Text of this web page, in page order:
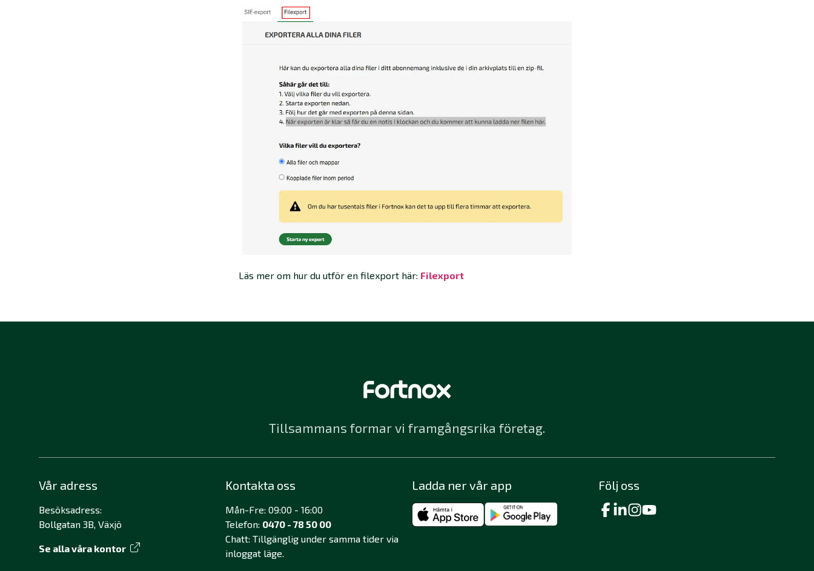
Läs mer om hur du utför en filexport här: Filexport
Tillsammans formar vi framgångsrika företag.
Vår adress
Besöksadress:
Bollgatan 3B, Växjö
Se alla våra kontor
Kontakta oss
Mån-Fre: 09:00 - 16:00
Telefon: 0470 - 78 50 00
Chatt: Tillgänglig under samma tider via
inloggat läge.
Ladda ner vår app Följ oss